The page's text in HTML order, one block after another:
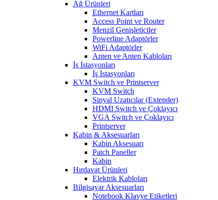
Ağ Ürünleri
Ethernet Kartları
Access Point ve Router
Menzil Genişleticiler
Powerline Adaptörler
WiFi Adaptörler
Anten ve Anten Kabloları
İş İstasyonları
İş İstasyonları
KVM Switch ve Printserver
KVM Switch
Sinyal Uzatıcılar (Extender)
HDMI Switch ve Çoklayıcı
VGA Switch ve Çoklayıcı
Printserver
Kabin & Aksesuarları
Kabin Aksesuarı
Patch Paneller
Kabin
Hırdavat Ürünleri
Elektrik Kabloları
Bilgisayar Aksesuarları
Notebook Klavye Etiketleri